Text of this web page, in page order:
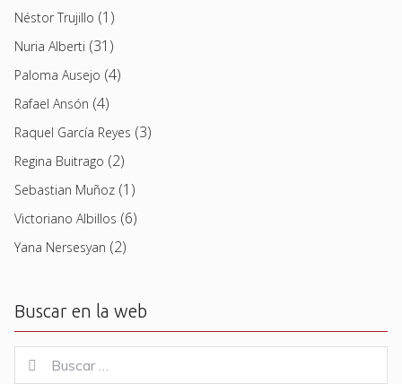
Néstor Trujillo (1)
Nuria Alberti (31)
Paloma Ausejo (4)
Rafael Ansón (4)
Raquel García Reyes (3)
Regina Buitrago (2)
Sebastian Muñoz (1)
Victoriano Albillos (6)
Yana Nersesyan (2)
Buscar en la web
for:
Buscar